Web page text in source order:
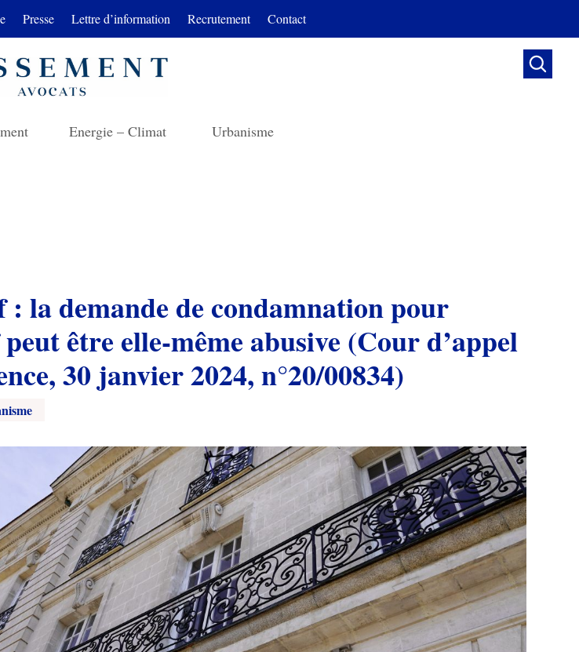
Presse Lettre d’information Recrutement Contact

Energie – Climat Urbanisme
: la demande de condamnation pour
être elle-même abusive (Cour d’appel
30 janvier 2024, n°20/00834)